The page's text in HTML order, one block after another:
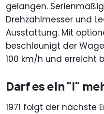
gelangen.
Drehzahlmesser und
Ausstattung. Mit
beschleunigt der
100 km/h und erreicht
Darf es ein "i"
1971 folgt der nächste